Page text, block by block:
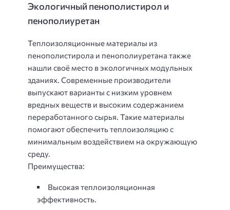
Экологичный пенополистирол и
пенополиуретан
Теплоизоляционные материалы из
пенополистирола и пенополиуретана также
нашли своё место в экологичных модульных
зданиях. Современные производители
выпускают варианты с низким уровнем
вредных веществ и высоким содержанием
переработанного сырья. Такие материалы
помогают обеспечить теплоизоляцию с
минимальным воздействием на окружающую
среду.
Преимущества:
Высокая теплоизоляционная
эффективность.